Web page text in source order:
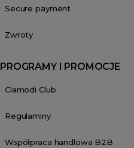
Secure payment
Zwroty
PROGRAMY I PROMOCJE
Clamodi Club
Regulaminy
Współpraca handlowa B2B